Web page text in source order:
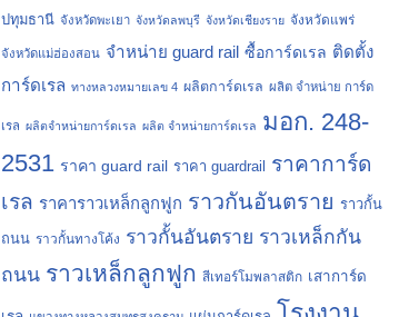
ปทุมธานี จังหวัดพะเยา จังหวัดลพบุรี จังหวัดเชียงราย จังหวัดแพร่
จังหวัดแม่ฮ่องสอน จำหน่าย guard rail ซื้อการ์ดเรล ติดตั้ง
การ์ดเรล ทางหลวงหมายเลข 4 ผลิตการ์ดเรล ผลิต จำหน่าย การ์ด
เรล ผลิตจำหน่ายการ์ดเรล ผลิต จำหน่ายการ์ดเรล มอก. 248-
2531 ราคา guard rail ราคา guardrail
ราคาการ์ด
เรล ราคาราวเหล็กลูกฟูก ราวกันอันตราย ราวกั้น
ถนน ราวกั้นทางโค้ง ราวกั้นอันตราย ราวเหล็กกัน
ถนน ราวเหล็กลูกฟูก สีเทอร์โมพลาสติก เสาการ์ด